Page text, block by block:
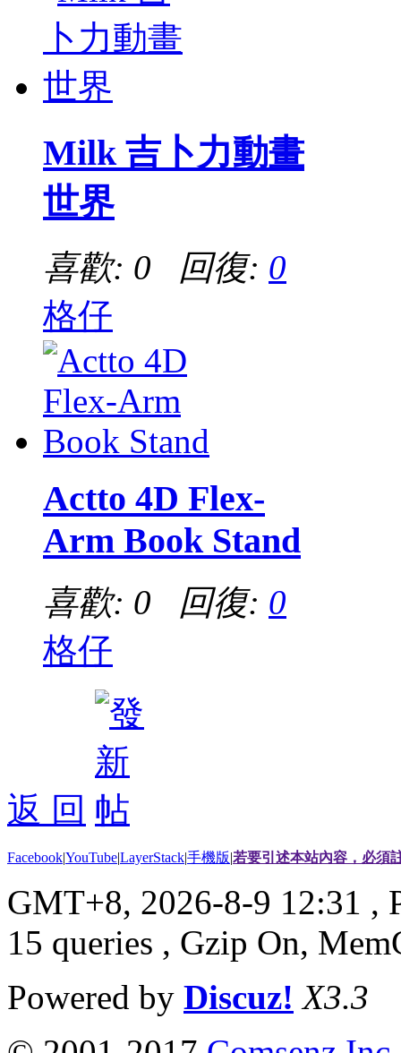
Milk 吉卜力動畫
世界
喜歡: 0 回復: 0
格仔
Actto 4D Flex-
Arm Book Stand
喜歡: 0 回復: 0
格仔
返 回
Facebook|YouTube|LayerStack|手機版|若要引述本站內容，必須
GMT+8, 2026-8-9 12:31 ,
15 queries , Gzip On,
Powered by Discuz! X3.3